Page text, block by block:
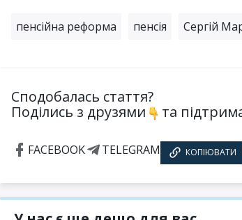
пенсійна реформа пенсія Сергій
Сподобалась стаття?
Поділись з друзями
та
FACEBOOK TELEGRAM КОПІЮВАТИ